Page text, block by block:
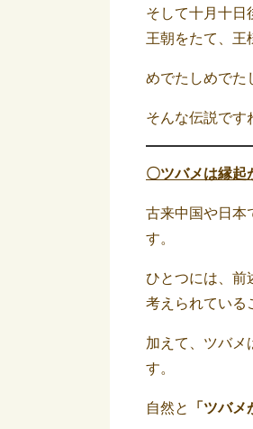
そして十月十日
王朝をたて、王
めでたしめでた
そんな伝説です
〇ツバメは縁起
古来中国や日本
す。
ひとつには、前
考えられている
加えて、ツバメ
す。
自然と 「ツバ